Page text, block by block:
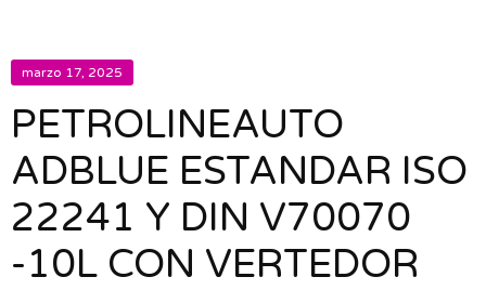
marzo 17, 2025
PETROLINEAUTO
ADBLUE ESTANDAR ISO
22241 Y DIN V70070
-10L CON VERTEDOR